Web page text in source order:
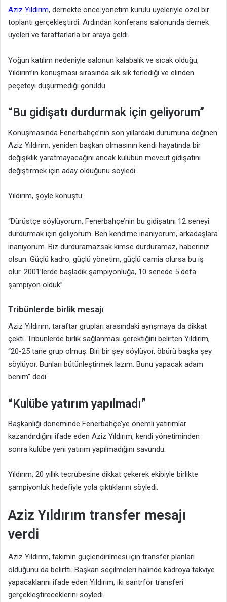
Aziz Yıldırım, dernekte önce yönetim kurulu üyeleriyle özel bir
toplantı gerçekleştirdi. Ardından konferans salonunda dernek
üyeleri ve taraftarlarla bir araya geldi.
Yoğun katılım nedeniyle salonun kalabalık ve sıcak olduğu,
Yıldırım’ın konuşması sırasında sık sık terlediği ve elinden
peçeteyi düşürmediği görüldü.
“Bu gidişatı durdurmak için geliyorum”
Konuşmasında Fenerbahçe’nin son yıllardaki durumuna değinen
Aziz Yıldırım, yeniden başkan olmasının kendi hayatında bir
değişiklik yaratmayacağını ancak kulübün mevcut gidişatını
değiştirmek için aday olduğunu söyledi.
Yıldırım, şöyle konuştu:
“Dürüstçe söylüyorum, Fenerbahçe’nin bu gidişatını 12 seneyi
durdurmak için geliyorum. Ben kendime inanıyorum, arkadaşlara
inanıyorum. Biz durduramazsak kimse durduramaz, haberiniz
olsun. Güçlü kadro, güçlü yönetim, güçlü camia olursa bu iş
olur. 2001’lerde başladık şampiyonluğa, 10 senede 5 defa
şampiyon olduk”
Tribünlerde birlik mesajı
Aziz Yıldırım, taraftar grupları arasındaki ayrışmaya da dikkat
çekti. Tribünlerde birlik sağlanması gerektiğini belirten Yıldırım,
“20-25 tane grup olmuş. Biri bir şey söylüyor, öbürü başka şey
söylüyor. Bunları bütünleştirmek lazım. Bunu yapacak adam
benim” dedi.
“Kulübe yatırım yapılmadı”
Başkanlığı döneminde Fenerbahçe’ye önemli yatırımlar
kazandırdığını ifade eden Aziz Yıldırım, kendi yönetiminden
sonra kulübe yeni yatırım yapılmadığını savundu.
Yıldırım, 20 yıllık tecrübesine dikkat çekerek ekibiyle birlikte
şampiyonluk hedefiyle yola çıktıklarını söyledi.
Aziz Yıldırım transfer mesajı
verdi
Aziz Yıldırım, takımın güçlendirilmesi için transfer planları
olduğunu da belirtti. Başkan seçilmeleri halinde kadroya takviye
yapacaklarını ifade eden Yıldırım, iki santrfor transferi
gerçekleştireceklerini söyledi.